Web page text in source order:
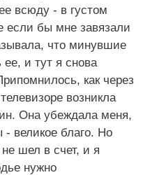
всюду - в густом
если бы мне завязали
что минувшие
и тут я снова
как через
возникла
Она убеждала меня,
- великое благо. Но
шел в счет, и я
нужно